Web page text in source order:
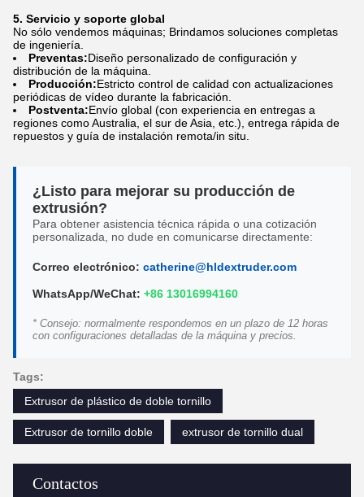
Contactos
5. Servicio y soporte global
No sólo vendemos máquinas; Brindamos soluciones completas
de ingeniería.
Preventas:Diseño personalizado de configuración y
distribución de la máquina.
Producción:Estricto control de calidad con actualizaciones
periódicas de vídeo durante la fabricación.
Postventa:Envío global (con experiencia en entregas a
regiones como Australia, el sur de Asia, etc.), entrega rápida de
repuestos y guía de instalación remota/in situ.
¿Listo para mejorar su producción de
extrusión?
Para obtener asistencia técnica rápida o una cotización
personalizada, no dude en comunicarse directamente:
Correo electrónico: catherine@hldextruder.com
WhatsApp/WeChat: +86 13016994160
* Consejo: normalmente respondemos en un plazo de 12 horas
con configuraciones detalladas de la máquina y precios.
Tags:
Extrusor de plástico de doble tornillo
Extrusor de tornillo doble extrusor de tornillo dual